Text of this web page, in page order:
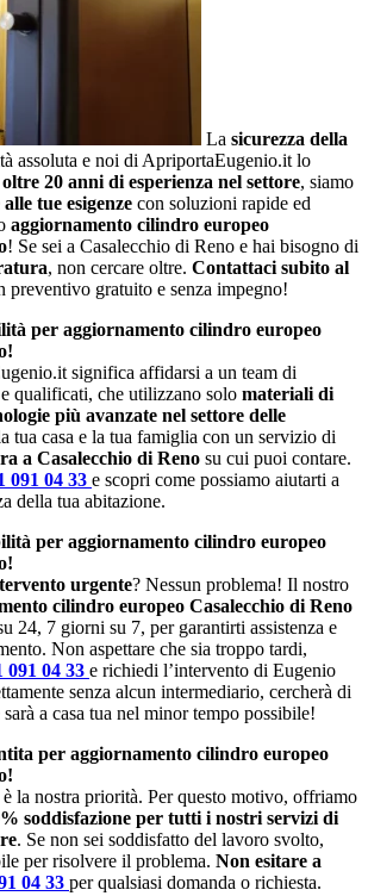
La sicurezza della
assoluta e noi di ApriportaEugenio.it lo
oltre 20 anni di esperienza nel settore, siamo
tue esigenze con soluzioni rapide ed
aggiornamento cilindro europeo
! Se sei a Casalecchio di Reno e hai bisogno di
, non cercare oltre. Contattaci subito al
preventivo gratuito e senza impegno!
per aggiornamento cilindro europeo
significa affidarsi a un team di
qualificati, che utilizzano solo materiali di
più avanzate nel settore delle
tua casa e la tua famiglia con un servizio di
a Casalecchio di Reno su cui puoi contare.
091 04 33 e scopri come possiamo aiutarti a
della tua abitazione.
per aggiornamento cilindro europeo
urgente? Nessun problema! Il nostro
cilindro europeo Casalecchio di Reno
24, 7 giorni su 7, per garantirti assistenza e
Non aspettare che sia troppo tardi,
091 04 33 e richiedi l’intervento di Eugenio
senza alcun intermediario, cercherà di
a casa tua nel minor tempo possibile!
per aggiornamento cilindro europeo
la nostra priorità. Per questo motivo, offriamo
soddisfazione per tutti i nostri servizi di
. Se non sei soddisfatto del lavoro svolto,
per risolvere il problema. Non esitare a
04 33 per qualsiasi domanda o richiesta.